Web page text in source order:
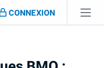
CONNEXION